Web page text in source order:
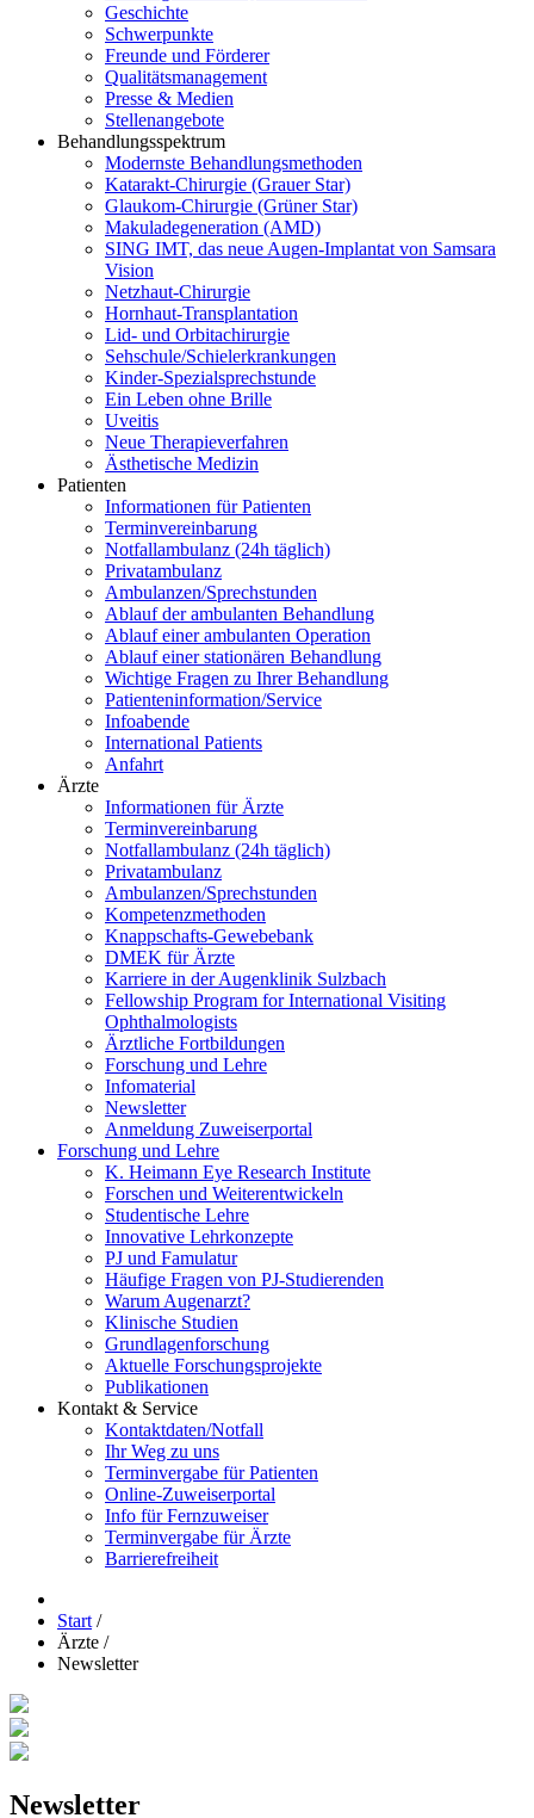
Geschichte
Schwerpunkte
Freunde und Förderer
Qualitätsmanagement
Presse & Medien
Stellenangebote
Behandlungsspektrum
Modernste Behandlungsmethoden
Katarakt-Chirurgie (Grauer Star)
Glaukom-Chirurgie (Grüner Star)
Makuladegeneration (AMD)
SING IMT, das neue Augen-Implantat von Samsara
Vision
Netzhaut-Chirurgie
Hornhaut-Transplantation
Lid- und Orbitachirurgie
Sehschule/Schielerkrankungen
Kinder-Spezialsprechstunde
Ein Leben ohne Brille
Uveitis
Neue Therapieverfahren
Ästhetische Medizin
Patienten
Informationen für Patienten
Terminvereinbarung
Notfallambulanz (24h täglich)
Privatambulanz
Ambulanzen/Sprechstunden
Ablauf der ambulanten Behandlung
Ablauf einer ambulanten Operation
Ablauf einer stationären Behandlung
Wichtige Fragen zu Ihrer Behandlung
Patienteninformation/Service
Infoabende
International Patients
Anfahrt
Ärzte
Informationen für Ärzte
Terminvereinbarung
Notfallambulanz (24h täglich)
Privatambulanz
Ambulanzen/Sprechstunden
Kompetenzmethoden
Knappschafts-Gewebebank
DMEK für Ärzte
Karriere in der Augenklinik Sulzbach
Fellowship Program for International Visiting
Ophthalmologists
Ärztliche Fortbildungen
Forschung und Lehre
Infomaterial
Newsletter
Anmeldung Zuweiserportal
Forschung und Lehre
K. Heimann Eye Research Institute
Forschen und Weiterentwickeln
Studentische Lehre
Innovative Lehrkonzepte
PJ und Famulatur
Häufige Fragen von PJ-Studierenden
Warum Augenarzt?
Klinische Studien
Grundlagenforschung
Aktuelle Forschungsprojekte
Publikationen
Kontakt & Service
Kontaktdaten/Notfall
Ihr Weg zu uns
Terminvergabe für Patienten
Online-Zuweiserportal
Info für Fernzuweiser
Terminvergabe für Ärzte
Barrierefreiheit
Start /
Ärzte /
Newsletter
Newsletter